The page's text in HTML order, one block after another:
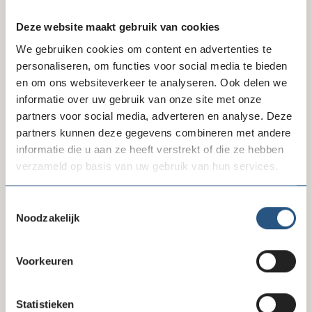
Deze website maakt gebruik van cookies
We gebruiken cookies om content en advertenties te
personaliseren, om functies voor social media te bieden
en om ons websiteverkeer te analyseren. Ook delen we
informatie over uw gebruik van onze site met onze
partners voor social media, adverteren en analyse. Deze
partners kunnen deze gegevens combineren met andere
informatie die u aan ze heeft verstrekt of die ze hebben
verzameld op basis van uw gebruik van hun services.
Noodzakelijk
Voorkeuren
Statistieken
na een cyberaanval snel weer kan vertrouwen op het
netwerk, de applicaties en de data?
Hoe kun je zorgen dat jouw organisatie zo goed
mogelijk voorbereid is op mogelijke cyber-aanvallen?
Wat zijn de do’s en dont’s voor een effectieve back-up
strategie?
Voor wie is deze training?
Functionarissen die (direct of indirect) verantwoordelijk
zijn voor risicomanagement van een organisatie,
functionarissen, ICT-managers en coördinatoren en
organisaties; met of zonder eigen ICT afdeling. Vaak is
cybersecurity afhankelijk van een externe IT partner,